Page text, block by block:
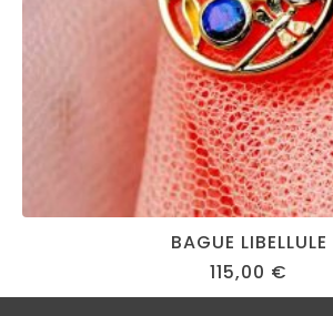
BAGUE LIBELLULE
115,00 €